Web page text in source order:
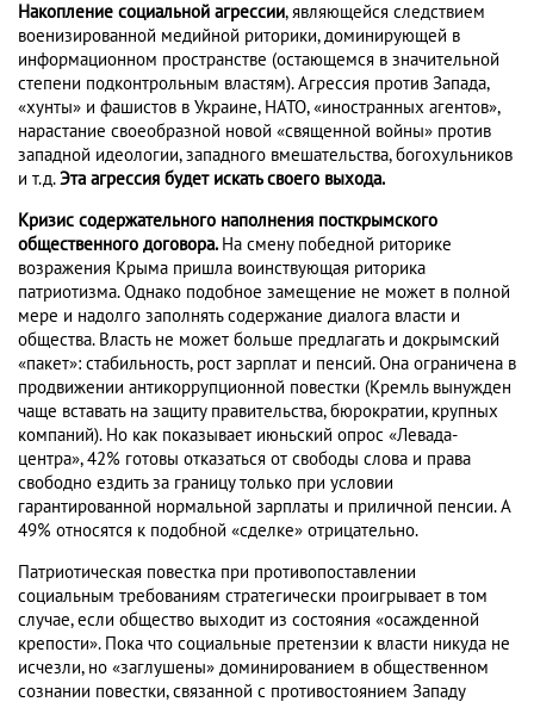
Накопление социальной агрессии, являющейся следствием
военизированной медийной риторики, доминирующей в
информационном пространстве (остающемся в значительной
степени подконтрольным властям). Агрессия против Запада,
«хунты» и фашистов в Украине, НАТО, «иностранных агентов»,
нарастание своеобразной новой «священной войны» против
западной идеологии, западного вмешательства, богохульников
и т.д.Эта агрессия будет искать своего выхода.
Кризис содержательного наполнения посткрымского
общественного договора. На смену победной риторике
возражения Крыма пришла воинствующая риторика
патриотизма. Однако подобное замещение не может в полной
мере и надолго заполнять содержание диалога власти и
общества. Власть не может больше предлагать и докрымский
«пакет»: стабильность, рост зарплат и пенсий. Она ограничена в
продвижении антикоррупционной повестки (Кремль вынужден
чаще вставать на защиту правительства, бюрократии, крупных
компаний). Но как показывает июньский опрос «Левада-
центра», 42% готовы отказаться от свободы слова и права
свободно ездить за границу только при условии
гарантированной нормальной зарплаты и приличной пенсии. А
49% относятся к подобной «сделке» отрицательно.
Патриотическая повестка при противопоставлении
социальным требованиям стратегически проигрывает в том
случае, если общество выходит из состояния «осажденной
крепости». Пока что социальные претензии к власти никуда не
исчезли, но «заглушены» доминированием в общественном
сознании повестки, связанной с противостоянием Западу